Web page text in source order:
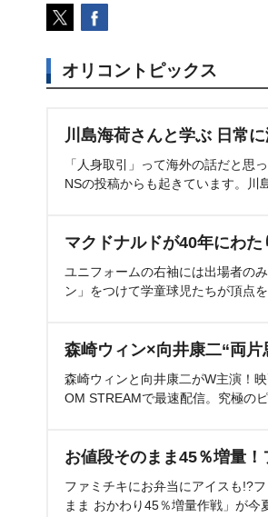
オリコントピックス
川島海荷さんと学ぶ 日常
「人身取引」って海外の話だと思
NSの投稿からも起きています。川
マクドナルドが40年にわた
ユニフォームの右袖には出場者の
ン」をつけて学童球児たちが頂点
森崎ウィン×向井康二“両片
森崎ウィンと向井康二がW主演！
OM STREAMで最速配信。究極の
お値段そのまま45％増量
ファミチキにお弁当にアイスも!?
まま おかわり45％増量作戦」が今